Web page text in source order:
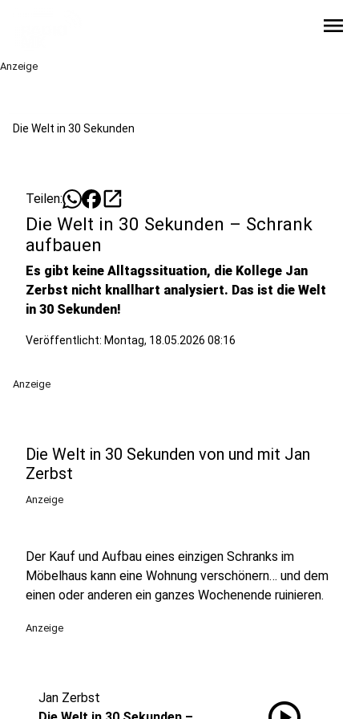
menu
Anzeige
Die Welt in 30 Sekunden
Teilen: open_in_new
Die Welt in 30 Sekunden – Schrank
aufbauen
Es gibt keine Alltagssituation, die Kollege Jan
Zerbst nicht knallhart analysiert. Das ist die Welt
in 30 Sekunden!
Veröffentlicht: Montag, 18.05.2026 08:16
Anzeige
Die Welt in 30 Sekunden von und mit Jan
Zerbst
Anzeige
Der Kauf und Aufbau eines einzigen Schranks im
Möbelhaus kann eine Wohnung verschönern… und dem
einen oder anderen ein ganzes Wochenende ruinieren.
Anzeige
Jan Zerbst